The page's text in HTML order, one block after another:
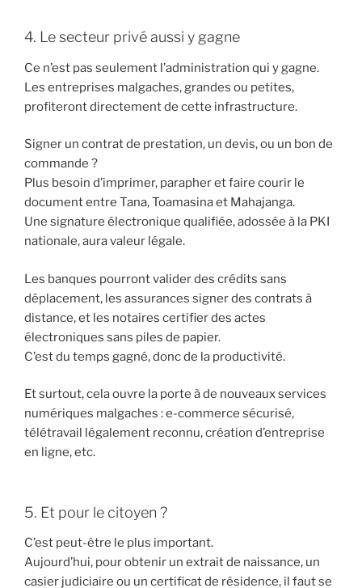
4. Le secteur privé aussi y gagne
Ce n’est pas seulement l’administration qui y gagne.
Les entreprises malgaches, grandes ou petites,
profiteront directement de cette infrastructure.
Signer un contrat de prestation, un devis, ou un bon de
commande ?
Plus besoin d’imprimer, parapher et faire courir le
document entre Tana, Toamasina et Mahajanga.
Une signature électronique qualifiée, adossée à la PKI
nationale, aura valeur légale.
Les banques pourront valider des crédits sans
déplacement, les assurances signer des contrats à
distance, et les notaires certifier des actes
électroniques sans piles de papier.
C’est du temps gagné, donc de la productivité.
Et surtout, cela ouvre la porte à de nouveaux services
numériques malgaches : e-commerce sécurisé,
télétravail légalement reconnu, création d’entreprise
en ligne, etc.
5. Et pour le citoyen ?
C’est peut-être le plus important.
Aujourd’hui, pour obtenir un extrait de naissance, un
casier judiciaire ou un certificat de résidence, il faut se